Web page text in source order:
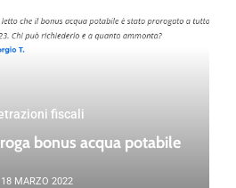
fiscali
bonus acqua potabile
18 MARZO 2022